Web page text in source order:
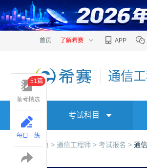
首页 了解希赛 APP
通信
考试科目
首页 > 通信工程师 > 考试报名 > 通
备考精选
51篇
每日一练